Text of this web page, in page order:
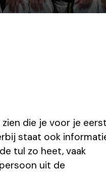
die je voor je
staat ook
tul zo heet, vaak
uit de